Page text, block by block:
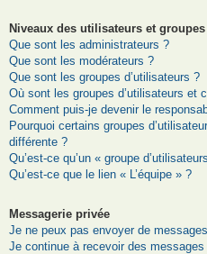
Niveaux des utilisateurs et
Que sont les administrateurs ?
Que sont les modérateurs ?
Que sont les groupes d’utilisateurs ?
Où sont les groupes d’utilisateurs et
Comment puis-je devenir le
Pourquoi certains groupes
différente ?
Qu’est-ce qu’un « groupe
Qu’est-ce que le lien « L’équipe » ?
Messagerie privée
Je ne peux pas envoyer de
Je continue à recevoir des